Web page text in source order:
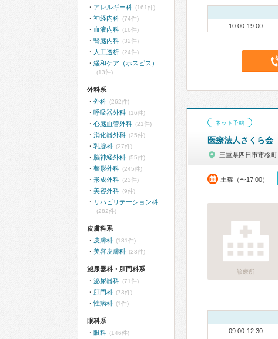
10:00-19:00
ネット予約
医療法人さくら会
三重県四日市市桜町
土曜（〜17:00）
診療所
09:00-12:30
アレルギー科 (161件)
神経内科 (74件)
血液内科 (16件)
腎臓内科 (32件)
人工透析 (24件)
緩和ケア（ホスピス）
(13件)
外科系
外科 (262件)
呼吸器外科 (16件)
心臓血管外科 (21件)
消化器外科 (25件)
乳腺科 (27件)
脳神経外科 (55件)
整形外科 (245件)
形成外科 (23件)
美容外科 (9件)
リハビリテーション科
(282件)
皮膚科系
皮膚科 (181件)
美容皮膚科 (23件)
泌尿器科・肛門科系
泌尿器科 (71件)
肛門科 (73件)
性病科 (1件)
眼科系
眼科 (146件)